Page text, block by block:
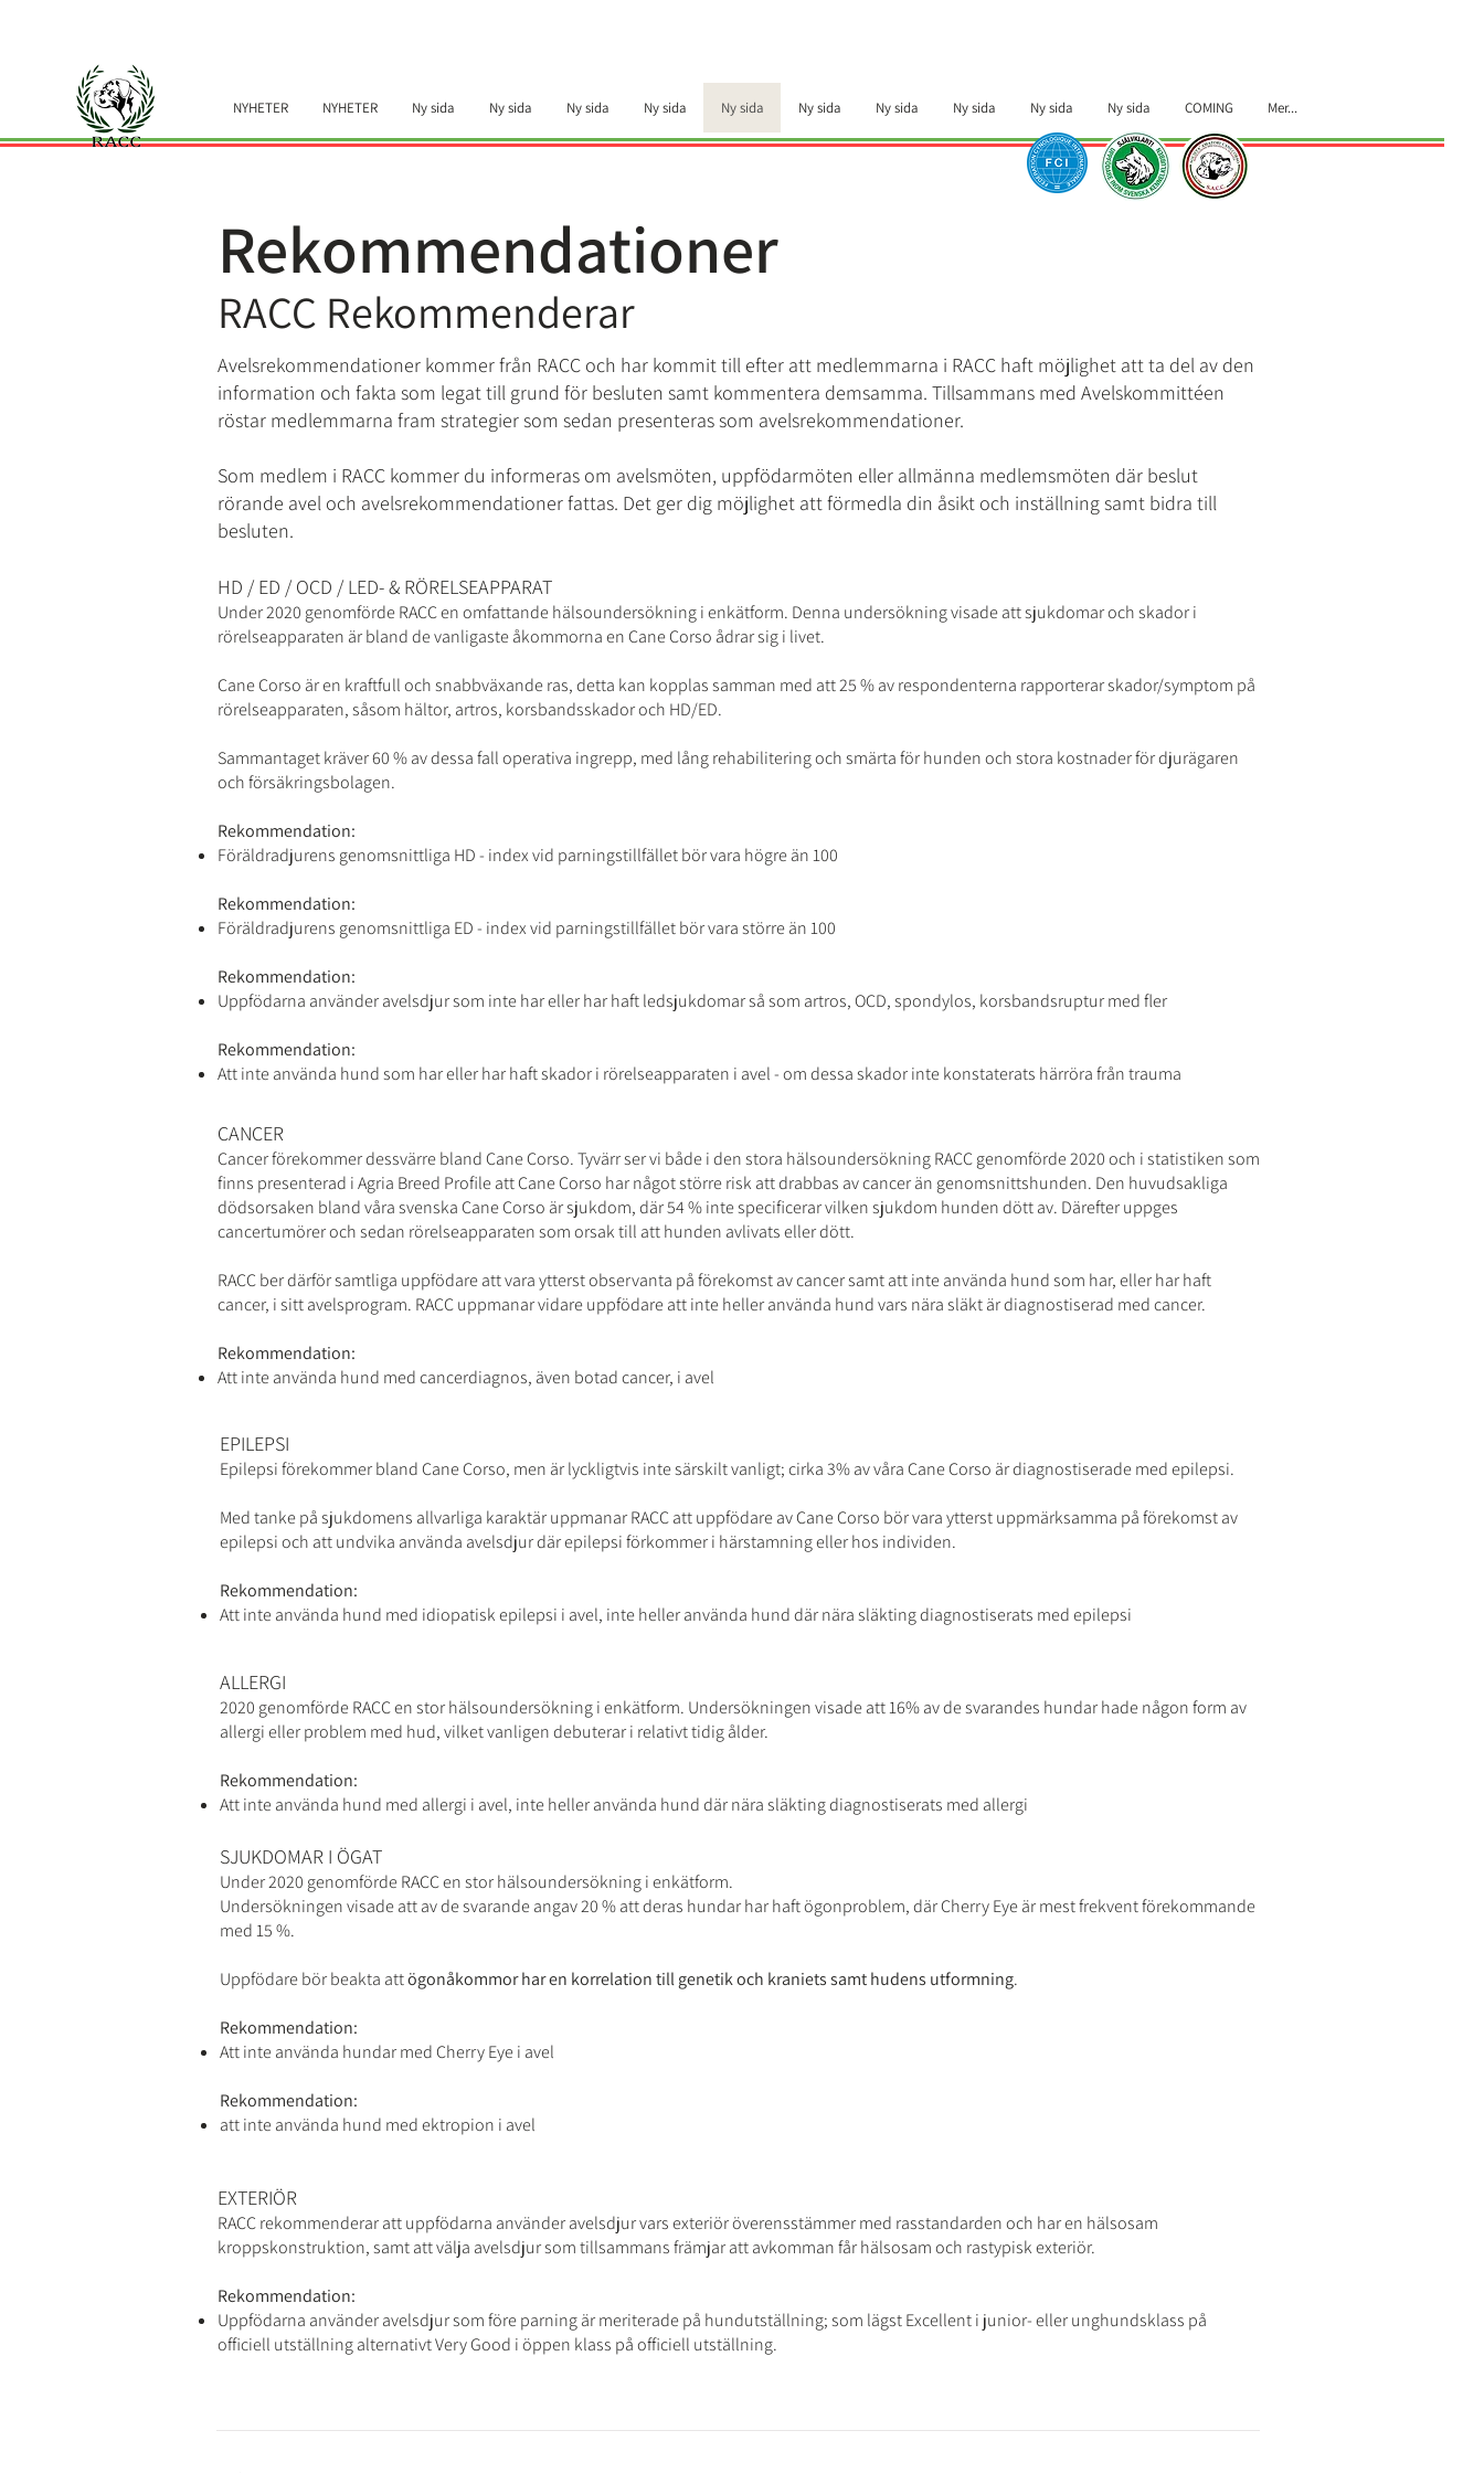
NYHETER NYHETER Ny sida Ny sida Ny sida Ny sida Ny sida Ny sida Ny sida Ny sida Ny sida Ny sida COMING Mer...
Rekommendationer
RACC Rekommenderar
Avelsrekommendationer kommer från RACC och har kommit till efter att medlemmarna i RACC haft möjlighet att ta del av den
information och fakta som legat till grund för besluten samt kommentera demsamma. Tillsammans med Avelskommittéen
röstar medlemmarna fram strategier som sedan presenteras som avelsrekommendationer.
Som medlem i RACC kommer du informeras om avelsmöten, uppfödarmöten eller allmänna medlemsmöten där beslut
rörande avel och avelsrekommendationer fattas. Det ger dig möjlighet att förmedla din åsikt och inställning samt bidra till
besluten.
HD / ED / OCD / LED- & RÖRELSEAPPARAT
Under 2020 genomförde RACC en omfattande hälsoundersökning i enkätform. Denna undersökning visade att sjukdomar och skador i
rörelseapparaten är bland de vanligaste åkommorna en Cane Corso ådrar sig i livet.
Cane Corso är en kraftfull och snabbväxande ras, detta kan kopplas samman med att 25 % av respondenterna rapporterar skador/symptom på
rörelseapparaten, såsom hältor, artros, korsbandsskador och HD/ED.
Sammantaget kräver 60 % av dessa fall operativa ingrepp, med lång rehabilitering och smärta för hunden och stora kostnader för djurägaren
och försäkringsbolagen.
Rekommendation:
Föräldradjurens genomsnittliga HD - index vid parningstillfället bör vara högre än 100
Rekommendation:
Föräldradjurens genomsnittliga ED - index vid parningstillfället bör vara större än 100
Rekommendation:
Uppfödarna använder avelsdjur som inte har eller har haft ledsjukdomar så som artros, OCD, spondylos, korsbandsruptur med fler
Rekommendation:
Att inte använda hund som har eller har haft skador i rörelseapparaten i avel - om dessa skador inte konstaterats härröra från trauma
CANCER
Cancer förekommer dessvärre bland Cane Corso. Tyvärr ser vi både i den stora hälsoundersökning RACC genomförde 2020 och i statistiken som
finns presenterad i Agria Breed Profile att Cane Corso har något större risk att drabbas av cancer än genomsnittshunden. Den huvudsakliga
dödsorsaken bland våra svenska Cane Corso är sjukdom, där 54 % inte specificerar vilken sjukdom hunden dött av. Därefter uppges
cancertumörer och sedan rörelseapparaten som orsak till att hunden avlivats eller dött.
RACC ber därför samtliga uppfödare att vara ytterst observanta på förekomst av cancer samt att inte använda hund som har, eller har haft
cancer, i sitt avelsprogram. RACC uppmanar vidare uppfödare att inte heller använda hund vars nära släkt är diagnostiserad med cancer.
Rekommendation:
Att inte använda hund med cancerdiagnos, även botad cancer, i avel
EPILEPSI
Epilepsi förekommer bland Cane Corso, men är lyckligtvis inte särskilt vanligt; cirka 3% av våra Cane Corso är diagnostiserade med epilepsi.
Med tanke på sjukdomens allvarliga karaktär uppmanar RACC att uppfödare av Cane Corso bör vara ytterst uppmärksamma på förekomst av
epilepsi och att undvika använda avelsdjur där epilepsi förkommer i härstamning eller hos individen.
Rekommendation:
Att inte använda hund med idiopatisk epilepsi i avel, inte heller använda hund där nära släkting diagnostiserats med epilepsi
ALLERGI
2020 genomförde RACC en stor hälsoundersökning i enkätform. Undersökningen visade att 16% av de svarandes hundar hade någon form av
allergi eller problem med hud,vilket vanligen debuterar i relativt tidig ålder.
Rekommendation:
Att inte använda hund med allergi i avel, inte heller använda hund där nära släkting diagnostiserats med allergi
SJUKDOMAR I ÖGAT
Under 2020 genomförde RACC en stor hälsoundersökning i enkätform.
Undersökningen visade att av de svarande angav 20 % att deras hundar har haft ögonproblem, där Cherry Eye är mest frekvent förekommande
med 15 %.
Uppfödare bör beakta attögonåkommor har en korrelation till genetik och kraniets samt hudens utformning.
Rekommendation:
Att inte använda hundar med Cherry Eye i avel
Rekommendation:
att inte använda hund med ektropion i avel
EXTERIÖR
RACC rekommenderar att uppfödarna använder avelsdjur vars exteriör överensstämmer med rasstandarden och har en hälsosam
kroppskonstruktion, samt att välja avelsdjur som tillsammans främjar att avkomman får hälsosam och rastypisk exteriör.
Rekommendation:
Uppfödarna använder avelsdjur som före parning är meriterade på hundutställning; som lägst Excellent i junior- eller unghundsklass på
officiell utställning alternativt Very Good i öppen klass på officiell utställning.